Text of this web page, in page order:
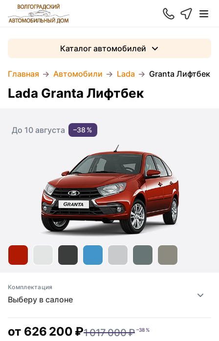
Главная Автомобили Lada Granta Лифтбек
Каталог автомобилей
Lada Granta Лифтбек
До 10 августа –38 %
Выберу в салоне
Комплектация
от 626 200 ₽1 017 000 ₽ –38 %